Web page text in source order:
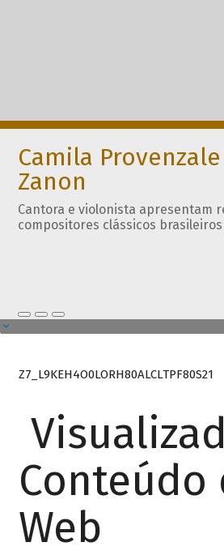
Camila
Zanon
Cantora e violonista apresentam
compositores clássicos brasileiros
Z7_L9KEH4O0LORH80ALCLTPF80S21
Conteúdo
Web